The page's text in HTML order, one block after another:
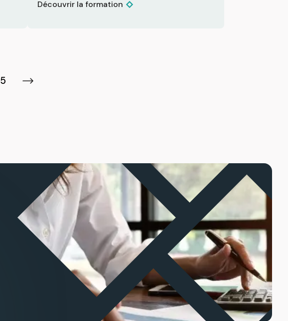
Découvrir la formation
5